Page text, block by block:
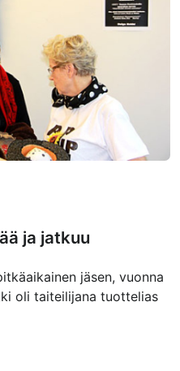
ja jatkuu
jäsen, vuonna
oli taiteilijana tuottelias